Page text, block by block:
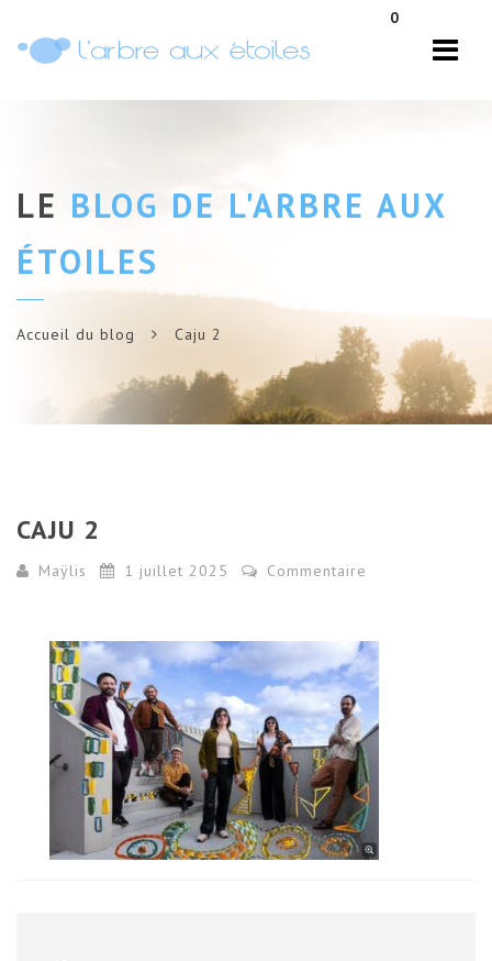
0
LE BLOG DE L'ARBRE AUX
ÉTOILES
Accueil du blog Caju 2
CAJU 2
Maÿlis 1 juillet 2025 Commentaire